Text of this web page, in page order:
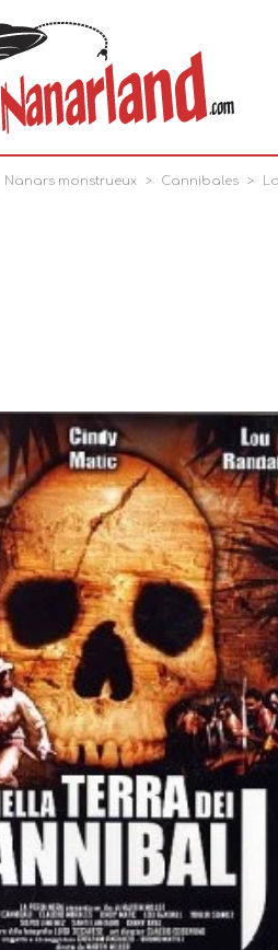
Nanars monstrueux Cannibales